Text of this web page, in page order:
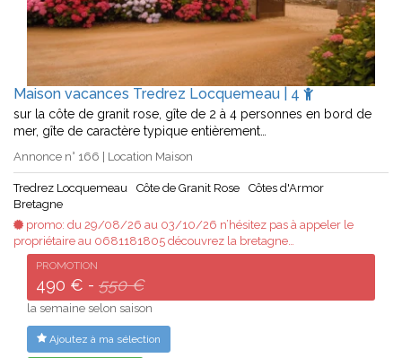
Maison vacances Tredrez Locquemeau | 4
sur la côte de granit rose, gîte de 2 à 4 personnes en bord de
mer, gîte de caractère typique entièrement…
Annonce n° 166 | Location Maison
Tredrez Locquemeau Côte de Granit Rose
Côtes d'Armor
Bretagne
promo: du 29/08/26 au 03/10/26 n’hésitez pas à appeler le
propriétaire au 0681181805 découvrez la bretagne…
PROMOTION
490 € - 550 €
la semaine selon saison
Ajoutez à ma sélection